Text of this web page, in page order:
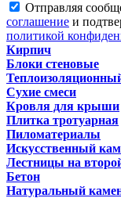
Отправляя
соглашение и
политикой
Кирпич
Блоки стеновые
Сухие смеси
Кровля для крыши
Плитка тротуарная
Пиломатериалы
Искусственный
Лестницы на
Бетон
Натуральный